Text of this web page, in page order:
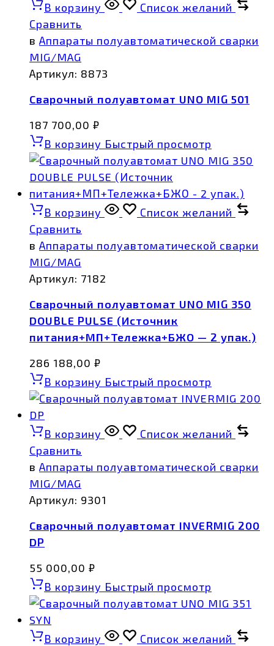
В корзину
Список желаний
Сравнить
в Аппараты полуавтоматической сварки
MIG/MAG
Артикул: 8873
Сварочный полуавтомат UNO MIG 501
187 700,00 ₽
В корзину Быстрый просмотр
В корзину
Список желаний
Сравнить
в Аппараты полуавтоматической сварки
MIG/MAG
Артикул: 7182
Сварочный полуавтомат UNO MIG 350
DOUBLE PULSE (Источник
питания+МП+Тележка+БЖО — 2 упак.)
286 188,00 ₽
В корзину Быстрый просмотр
В корзину
Список желаний
Сравнить
в Аппараты полуавтоматической сварки
MIG/MAG
Артикул: 9301
Сварочный полуавтомат INVERMIG 200
DP
55 000,00 ₽
В корзину Быстрый просмотр
В корзину
Список желаний